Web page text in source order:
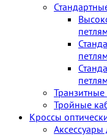
Тройные
Кроссы
Аксессуары